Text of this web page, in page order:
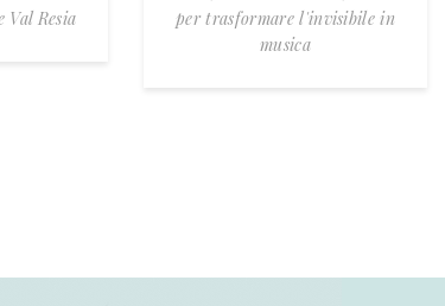
Val Resia
per trasformare l'invisibile in
musica